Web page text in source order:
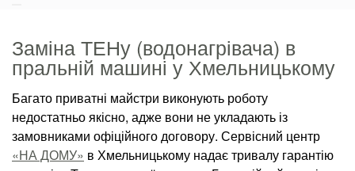
Заміна ТЕНу (водонагрівача) в
пральній машині у Хмельницькому
Багато приватні майстри виконують роботу
недостатньо якісно, адже вони не укладають із
замовниками офіційного договору. Сервісний центр
«НА ДОМУ» в Хмельницькому надає тривалу гарантію